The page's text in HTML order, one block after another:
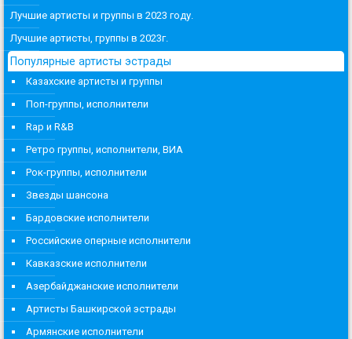
Лучшие артисты и группы в 2023 году.
Лучшие артисты, группы в 2023г.
Популярные артисты эстрады
Казахские артисты и группы
Поп-группы, исполнители
Rap и R&B
Ретро группы, исполнители, ВИА
Рок-группы, исполнители
Звезды шансона
Бардовские исполнители
Российские оперные исполнители
Кавказские исполнители
Азербайджанские исполнители
Артисты Башкирской эстрады
Армянские исполнители